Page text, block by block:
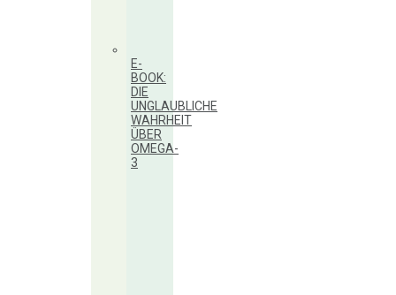
E-
BOOK:
DIE
UNGLAUBLICHE
WAHRHEIT
ÜBER
OMEGA-
3